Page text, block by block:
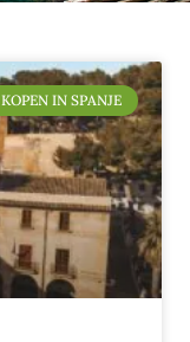
KOPEN IN SPANJE